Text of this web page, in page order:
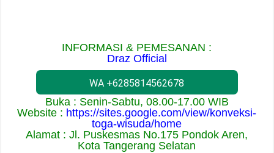
INFORMASI & PEMESANAN :
Draz Official
WA +6285814562678
Buka : Senin-Sabtu, 08.00-17.00 WIB
Website : https://sites.google.com/view/konveksi-
toga-wisuda/home
Alamat : Jl. Puskesmas No.175 Pondok Aren,
Kota Tangerang Selatan